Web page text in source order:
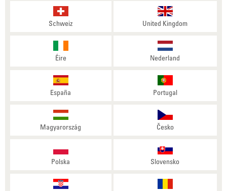
Schweiz United Kingdom
Éire Nederland
España Portugal
Magyarország Česko
Polska Slovensko